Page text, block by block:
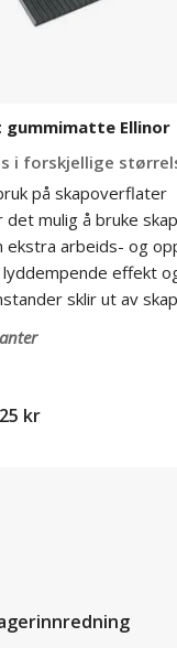
gummimatte Ellinor
i forskjellige
på skapoverflater
det mulig å bruke
ekstra arbeids- og
lyddempende effekt
sklir ut av
kr